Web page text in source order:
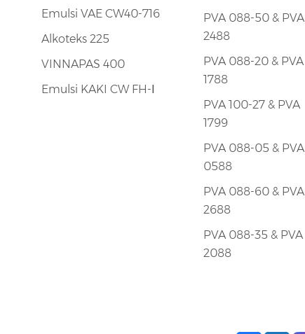
Emulsi VAE CW40-716
Alkoteks 225
VINNAPAS 400
Emulsi KAKI CW FH-Ⅰ
PVA 088-50 & PVA
2488
PVA 088-20 & PVA
1788
PVA 100-27 & PVA
1799
PVA 088-05 & PVA
0588
PVA 088-60 & PVA
2688
PVA 088-35 & PVA
2088